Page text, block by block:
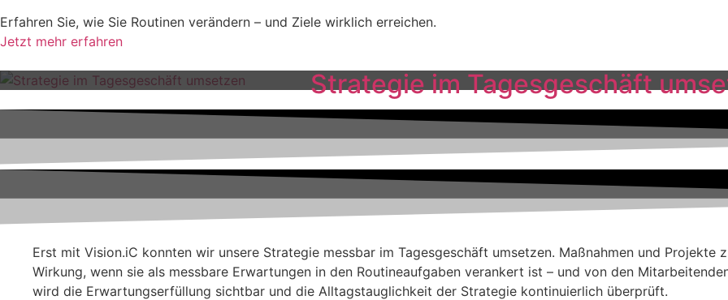
Erfahren Sie, wie Sie Routinen verändern – und Ziele wirklich erreichen.
Jetzt mehr erfahren
Strategie im Tagesgeschäft
Erst mit Vision.iC konnten wir unsere Strategie messbar im Tagesgeschäft umsetzen. Maßnahmen und
Wirkung, wenn sie als messbare Erwartungen in den Routineaufgaben verankert ist – und von den
wird die Erwartungserfüllung sichtbar und die Alltagstauglichkeit der Strategie kontinuierlich überprüft.